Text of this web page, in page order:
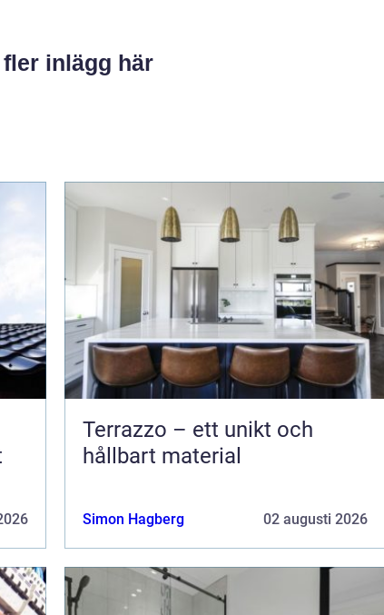
inlägg här
Terrazzo – ett unikt och
hållbart material
Simon Hagberg 02 augusti 2026